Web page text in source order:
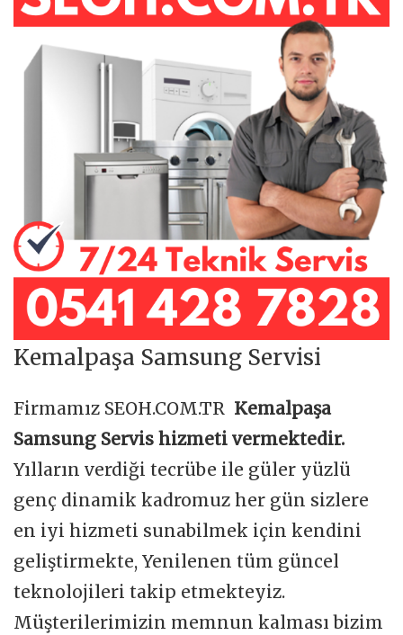
Kemalpaşa Samsung Servisi
Firmamız SEOH.COM.TR Kemalpaşa
Samsung Servis hizmeti vermektedir.
Yılların verdiği tecrübe ile güler yüzlü
genç dinamik kadromuz her gün sizlere
en iyi hizmeti sunabilmek için kendini
geliştirmekte, Yenilenen tüm güncel
teknolojileri takip etmekteyiz.
Müşterilerimizin memnun kalması bizim